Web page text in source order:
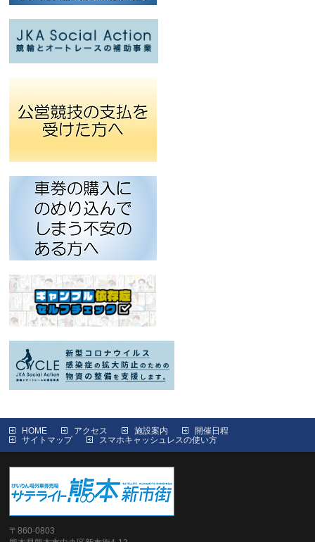
HOME アクセス 施設案内
開催日程
サイトマップ
スマホキャッシュレスの使い方
〒860-0803